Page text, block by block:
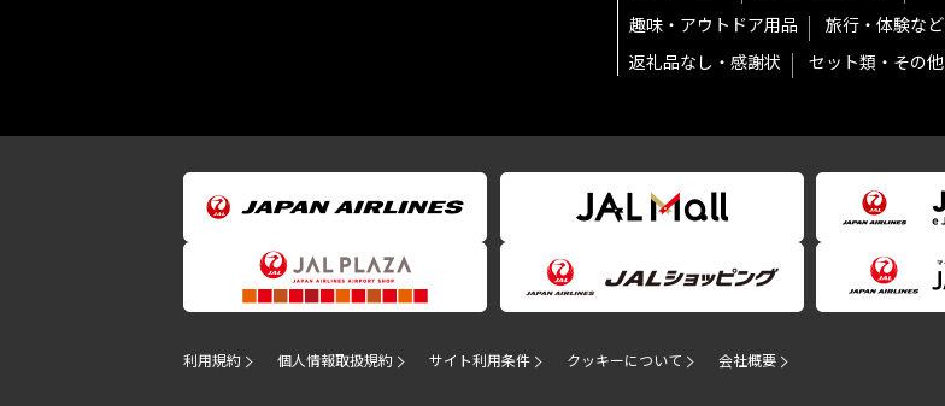
趣味・アウトドア用品
旅行・体験など
返礼品なし・感謝状
セット類・その他
利用規約 個人情報取扱規約 サイト利用条件 クッキーについて 会社概要